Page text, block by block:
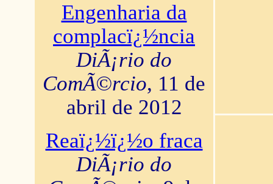
Engenharia da
complacï¿½ncia
DiÃ¡rio do
ComÃ©rcio, 11 de
abril de 2012
Reaï¿½ï¿½o fraca
DiÃ¡rio do